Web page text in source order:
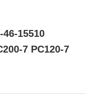
46-15510
7 PC120-7